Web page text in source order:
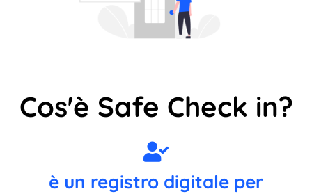
Cos'è Safe Check in?
è un registro digitale per